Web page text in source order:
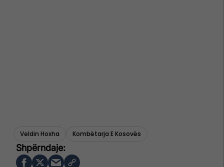
Veldin Hoxha Kombëtarja E Kosovës